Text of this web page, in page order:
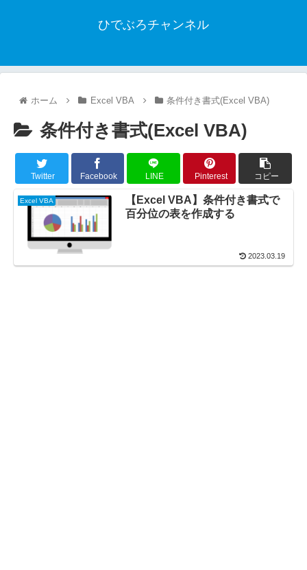
ひでぶろチャンネル
ホーム Excel VBA 条件付き書式(Excel VBA)
条件付き書式(Excel VBA)
Twitter Facebook LINE Pinterest コピー
Excel VBA
【Excel VBA】条件付き書式で
百分位の表を作成する
2023.03.19